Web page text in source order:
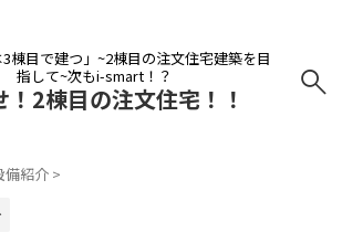
3棟目で建つ」~2棟目の注文住宅建築を目
指して~次もi-smart！？
！2棟目の注文住宅！！
備紹介 >